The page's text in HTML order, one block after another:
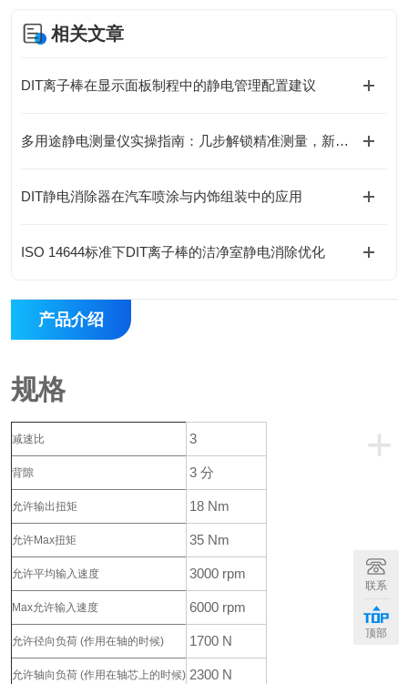
相关文章
DIT离子棒在显示面板制程中的静电管理配置建议
多用途静电测量仪实操指南：几步解锁精准测量，新手也能轻松上手
DIT静电消除器在汽车喷涂与内饰组装中的应用
ISO 14644标准下DIT离子棒的洁净室静电消除优化
产品介绍
规格
+
减速比 3
背隙 3 分
允许输出扭矩 18 Nm
允许Max扭矩 35 Nm
允许平均输入速度 3000 rpm
Max允许输入速度 6000 rpm
允许径向负荷 (作用在轴的时候) 1700 N
允许轴向负荷 (作用在轴芯上的时候) 2300 N
联系
顶部